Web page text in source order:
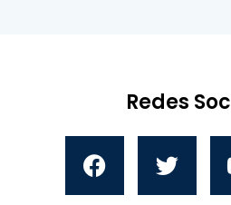
Redes